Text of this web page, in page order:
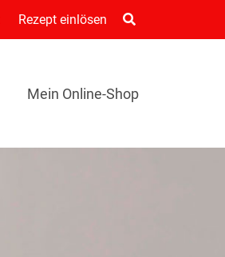
Rezept einlösen
Mein Online-Shop